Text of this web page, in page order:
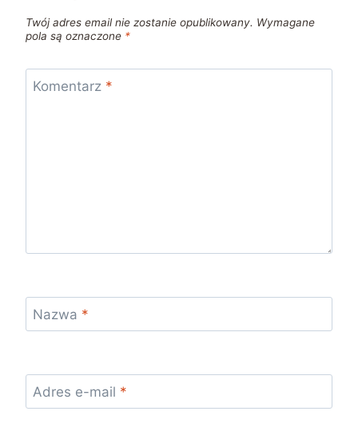
Twój adres email nie zostanie opublikowany. Wymagane
pola są oznaczone *
Komentarz *
Nazwa *
Adres e-mail *